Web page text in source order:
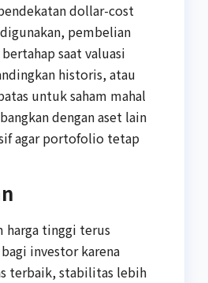
dollar-cost
pembelian
saat valuasi
historis, atau
untuk saham mahal
dengan aset lain
agar portofolio tetap
harga tinggi terus
investor karena
terbaik, stabilitas lebih